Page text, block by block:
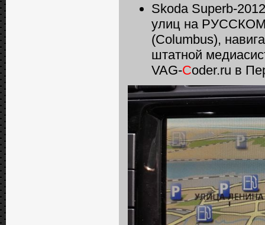
Skoda Superb-
улиц на РУССКОМ
(Columbus),
штатной
VAG-Coder.ru в